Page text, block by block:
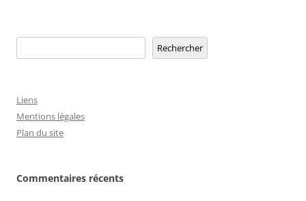
Rechercher
Liens
Mentions légales
Plan du site
Commentaires récents